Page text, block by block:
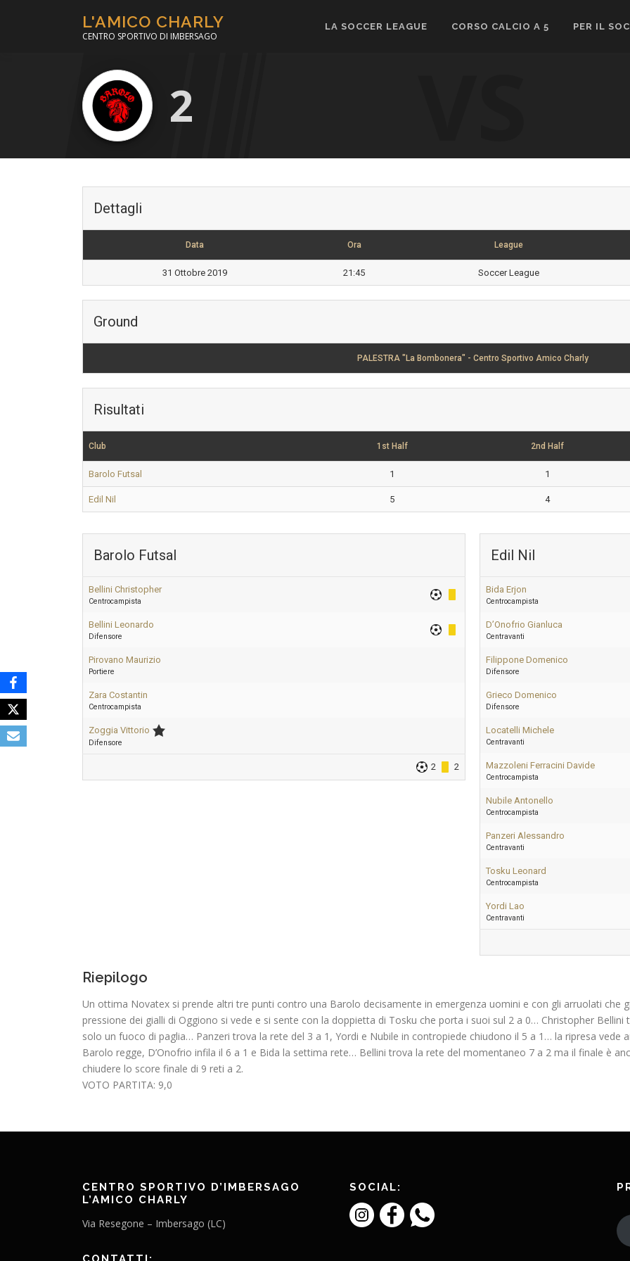
L'AMICO CHARLY
CENTRO SPORTIVO DI IMBERSAGO
LA SOCCER LEAGUE CORSO CALCIO A 5 PER IL
2
Dettagli
Data Ora League
31 Ottobre 2019 21:45 Soccer League
Ground
PALESTRA "La Bombonera" - Centro Sportivo Amico Charly
Risultati
Club 1st Half 2nd Half
Barolo Futsal 1 1
Edil Nil 5 4
Barolo Futsal
Bellini Christopher
Centrocampista
Bellini Leonardo
Difensore
Pirovano Maurizio
Portiere
Zara Costantin
Centrocampista
Zoggia Vittorio
Difensore
2 2
Edil Nil
Bida Erjon
Centrocampista
D’Onofrio Gianluca
Centravanti
Filippone Domenico
Difensore
Grieco Domenico
Difensore
Locatelli Michele
Centravanti
Mazzoleni Ferracini Davide
Centrocampista
Nubile Antonello
Centrocampista
Panzeri Alessandro
Centravanti
Tosku Leonard
Centrocampista
Yordi Lao
Centravanti
Riepilogo
Un ottima Novatex si prende altri tre punti contro una Barolo decisamente in emergenza uomini e con gli arruolati che
pressione dei gialli di Oggiono si vede e si sente con la doppietta di Tosku che porta i suoi sul 2 a 0… Christopher
solo un fuoco di paglia… Panzeri trova la rete del 3 a 1, Yordi e Nubile in contropiede chiudono il 5 a 1… la ripresa vede
Barolo regge, D’Onofrio infila il 6 a 1 e Bida la settima rete… Bellini trova la rete del momentaneo 7 a 2 ma il finale è
chiudere lo score finale di 9 reti a 2.
VOTO PARTITA: 9,0
CENTRO SPORTIVO D’IMBERSAGO
L’AMICO CHARLY
Via Resegone – Imbersago (LC)
SOCIAL: